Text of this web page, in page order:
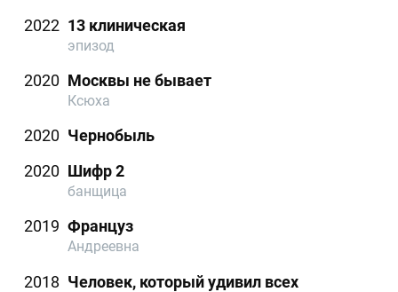
2022 13 клиническая
эпизод
2020 Москвы не бывает
Ксюха
2020 Чернобыль
2020 Шифр 2
банщица
2019 Француз
Андреевна
2018 Человек, который удивил всех